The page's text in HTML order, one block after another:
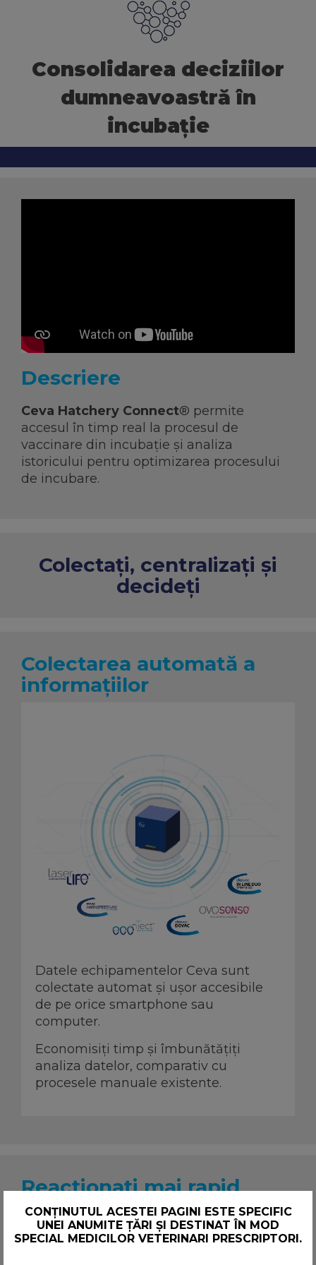
Ceva Worldwide
Consolidarea deciziilor
dumneavoastră în
incubaţie
Descriere
Ceva Hatchery Connect® permite
accesul în timp real la procesul de
vaccinare din incubaţie și analiza
istoricului pentru optimizarea procesului
de incubare.
Colectați, centralizați și
decideți
Colectarea automată a
informațiilor
Datele echipamentelor Ceva sunt
colectate automat și ușor accesibile
de pe orice smartphone sau
computer.
Economisiți timp și îmbunătățiți
analiza datelor, comparativ cu
procesele manuale existente.
Reacționați mai rapid
CONȚINUTUL ACESTEI PAGINI ESTE SPECIFIC
UNEI ANUMITE ȚĂRI ȘI DESTINAT ÎN MOD
SPECIAL MEDICILOR VETERINARI PRESCRIPTORI.